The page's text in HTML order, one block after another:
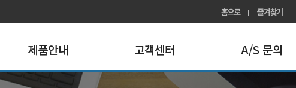
홈으로 즐겨찾기
제품안내 고객센터 A/S 문의